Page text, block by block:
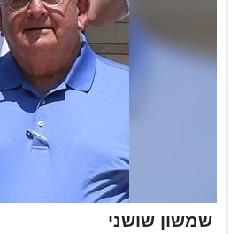
שמשון שושני